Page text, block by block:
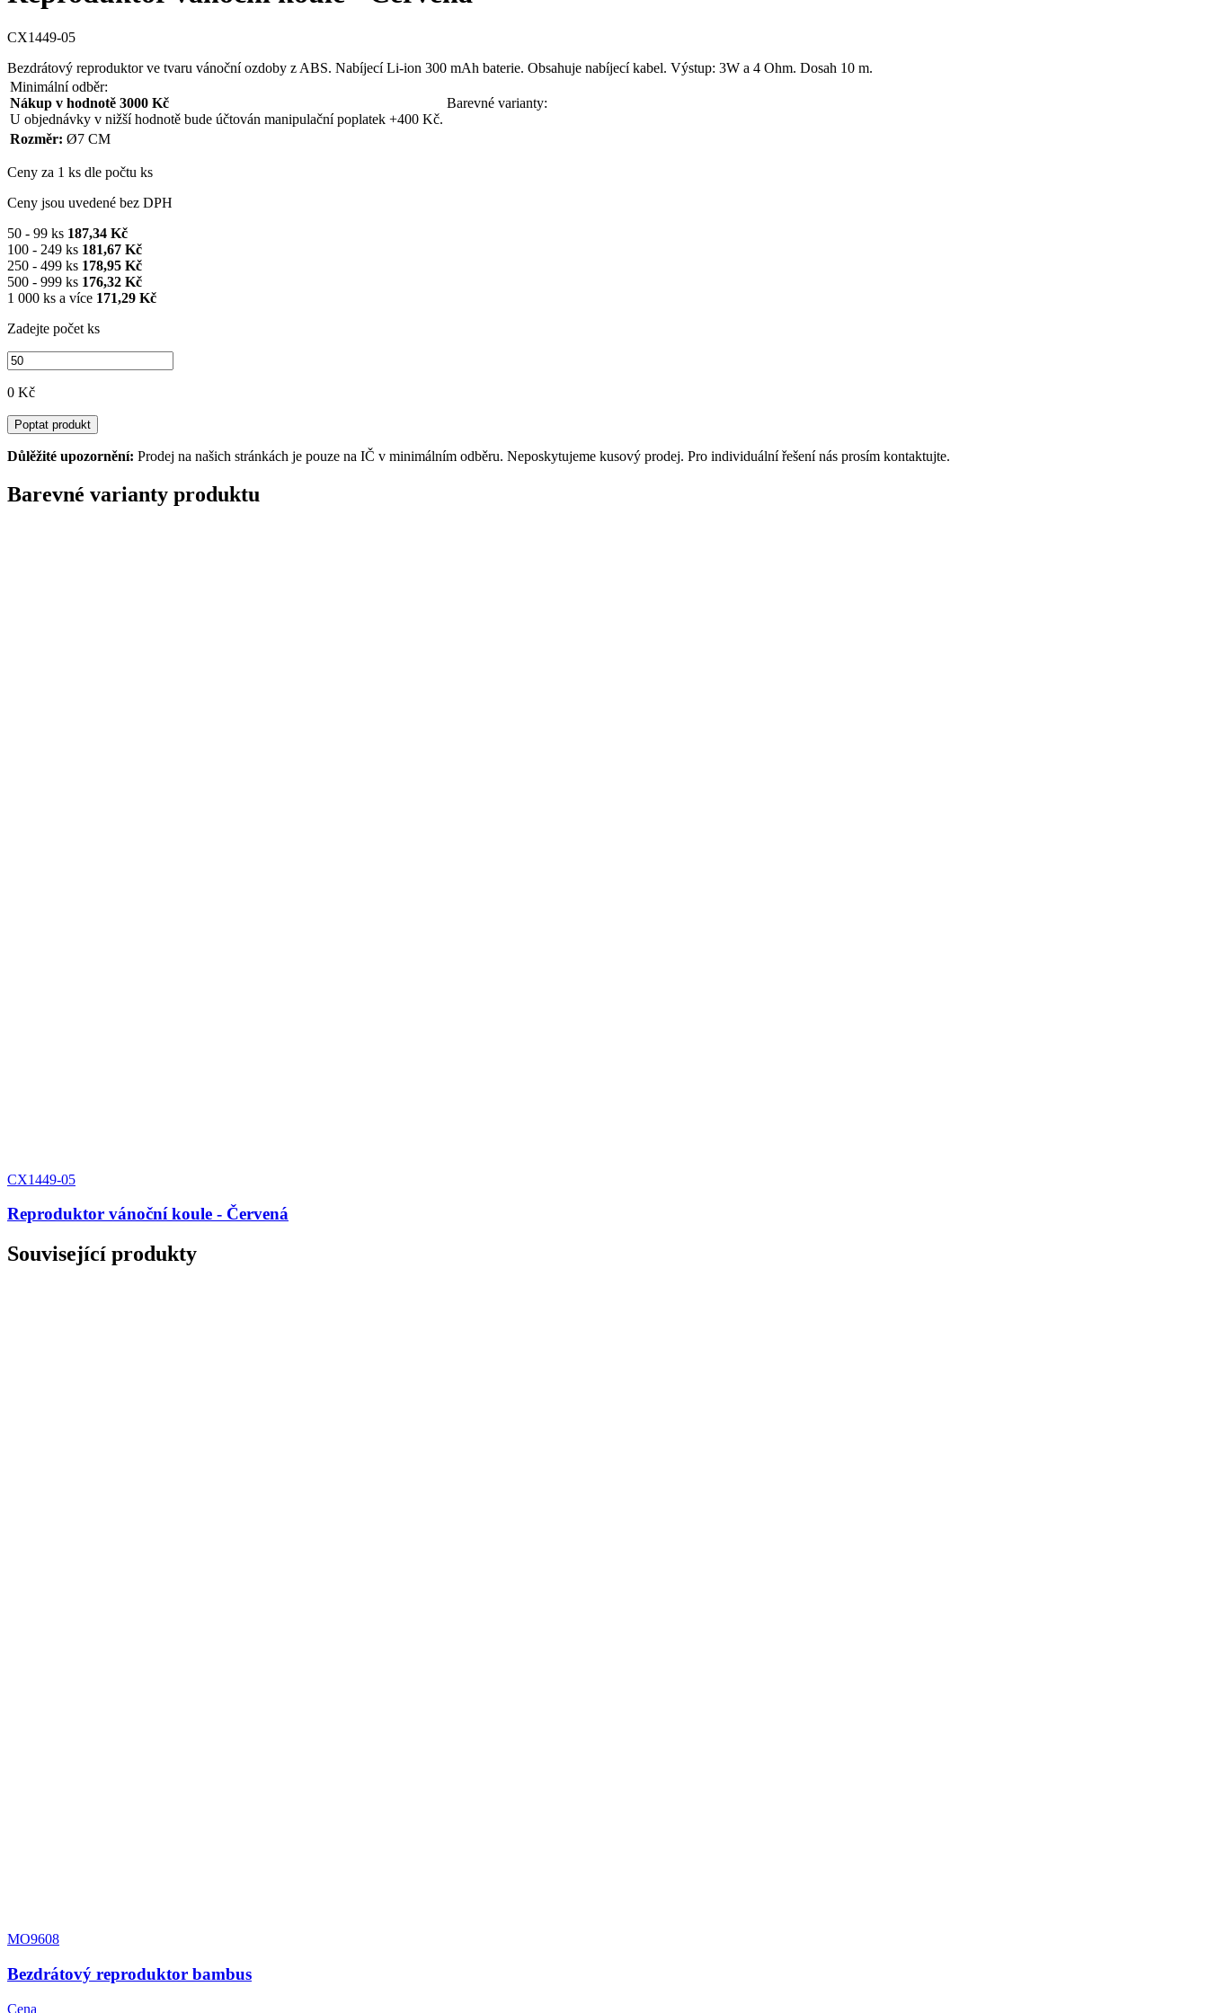
CX1449-05
Bezdrátový reproduktor ve tvaru vánoční ozdoby z ABS. Nabíjecí Li-ion 300 mAh baterie. Obsahuje nabíjecí kabel. Výstup: 3W a 4 Ohm. Dosah 10 m.
Minimální odběr:
Nákup v hodnotě 3000 Kč
U objednávky v nižší hodnotě bude účtován manipulační poplatek +400 Kč.
Barevné varianty:
Rozměr: Ø7 CM
Ceny za 1 ks dle počtu ks
Ceny jsou uvedené bez DPH
50 - 99 ks 187,34 Kč
100 - 249 ks 181,67 Kč
250 - 499 ks 178,95 Kč
500 - 999 ks 176,32 Kč
1 000 ks a více 171,29 Kč
Zadejte počet ks
0 Kč
Poptat produkt
Důlěžité upozornění: Prodej na našich stránkách je pouze na IČ v minimálním odběru. Neposkytujeme kusový prodej. Pro individuální řešení nás prosím kontaktujte.
Barevné varianty produktu
CX1449-05
Reproduktor vánoční koule - Červená
Související produkty
MO9608
Bezdrátový reproduktor bambus
Cena